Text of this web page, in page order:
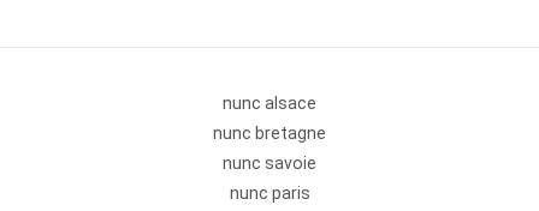
nunc alsace
nunc bretagne
nunc savoie
nunc paris